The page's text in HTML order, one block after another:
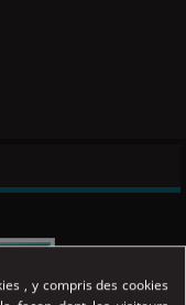
, y compris des cookies